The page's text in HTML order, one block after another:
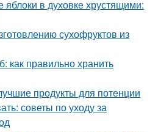
яблоки в духовке хрустящими:
сухофруктов из
как правильно хранить
продукты для потенции
советы по уходу за